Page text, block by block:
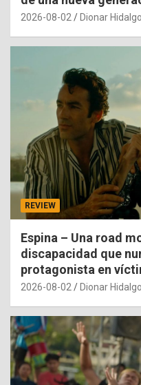
2026-08-02 Dionar Hidalgo
REVIEW
Espina – Una road
discapacidad que
protagonista en
2026-08-02 Dionar Hidalgo